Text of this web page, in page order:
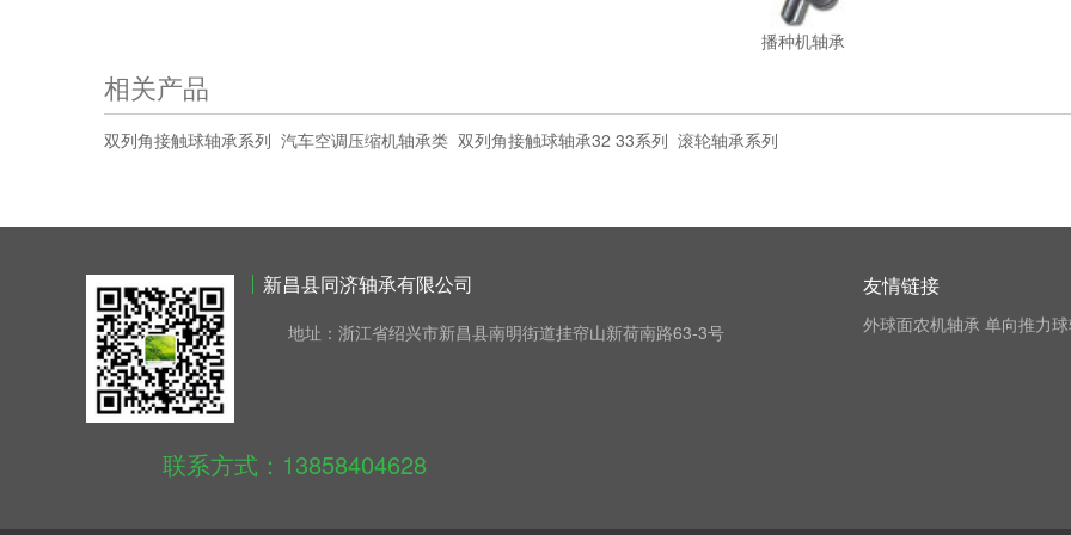
播种机轴承
相关产品
双列角接触球轴承系列 汽车空调压缩机轴承类 双列角接触球轴承32 33系列 滚轮轴承系列
新昌县同济轴承有限公司
地址：浙江省绍兴市新昌县南明街道挂帘山新荷南路63-3号
联系方式：13858404628
友情链接
外球面农机轴承 单向推力